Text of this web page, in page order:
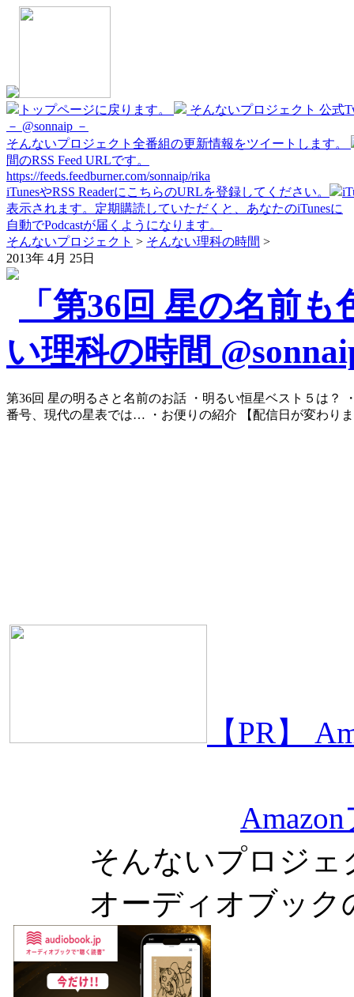
トップページに戻ります。
そんないプロジェクト 公式
－ @sonnaip －
そんないプロジェクト全番組の更新情報をツイートします。
間のRSS Feed URLです。
https://feeds.feedburner.com/sonnaip/rika
iTunesやRSS ReaderにこちらのURLを登録してください。
表示されます。定期購読していただくと、あなたのiTunesに
自動でPodcastが届くようになります。
そんないプロジェクト > そんない理科の時間 >
2013年 4月 25日
「第36回 星の名前
い理科の時間
第36回 星の明るさと名前のお話 ・明るい恒星ベスト５は？
番号、現代の星表では… ・お便りの紹介 【配信日が変わり
【PR】
そんないプロジェ
オーディオブック